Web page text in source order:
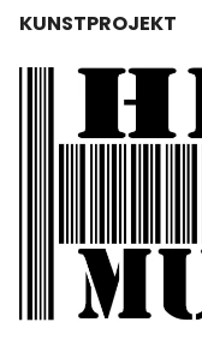
KUNSTPROJEKT